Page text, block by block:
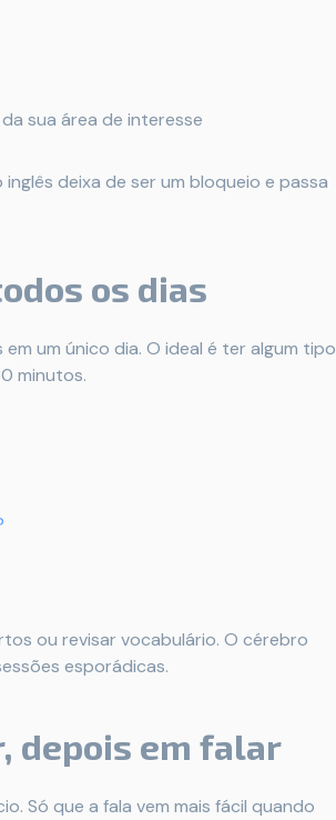
sua área de interesse
deixa de ser um bloqueio e passa
os dias
um único dia. O ideal é ter algum tipo
minutos.
ou revisar vocabulário. O cérebro
esporádicas.
depois em falar
Só que a fala vem mais fácil quando